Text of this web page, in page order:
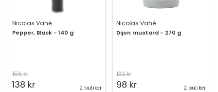
Nicolas Vahé
Pepper, Black - 140 g
156 kr
138 kr 2 butiker
Nicolas Vahé
Dijon mustard - 270 g
132 kr
98 kr 2 butiker